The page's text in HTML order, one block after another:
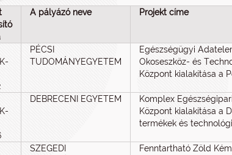
A pályázó neve Projekt címe
PÉCSI
TUDOMÁNYEGYETEM
Egészségügyi
Okoseszköz- és
Központ kialakítása a
DEBRECENI EGYETEM
Komplex
Központ kialakítása a
termékek és
SZEGEDI
Fenntartható Zöld